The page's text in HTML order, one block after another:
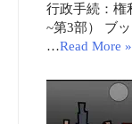
行政手続：権
~第3部） ブ
…Read More »